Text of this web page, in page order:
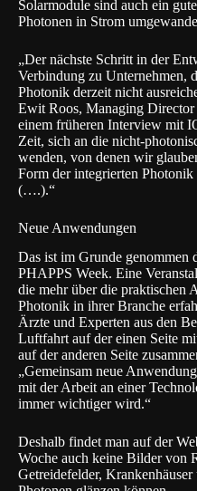
Solarmodule sind auch ein
Photonen in Strom
„Der nächste Schritt in der
Verbindung zu Unternehmen,
Photonik derzeit nicht
Ewit Roos, Managing
einem früheren Interview mit
Zeit, sich an die nicht-
wenden, von denen wir
Form der integrierten
(….).“
Neue Anwendungen
Das ist im Grunde genommen
PHAPPS Week. Eine
die mehr über die praktischen
Photonik in ihrer Branche
Ärzte und Experten aus den
Luftfahrt auf der einen Seite
auf der anderen Seite
„Gemeinsam neue
mit der Arbeit an einer
immer wichtiger wird.“
Deshalb findet man auf der
Woche auch keine Bilder von
Getreidefelder,